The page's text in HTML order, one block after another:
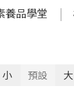
養品學堂
小 預設 大